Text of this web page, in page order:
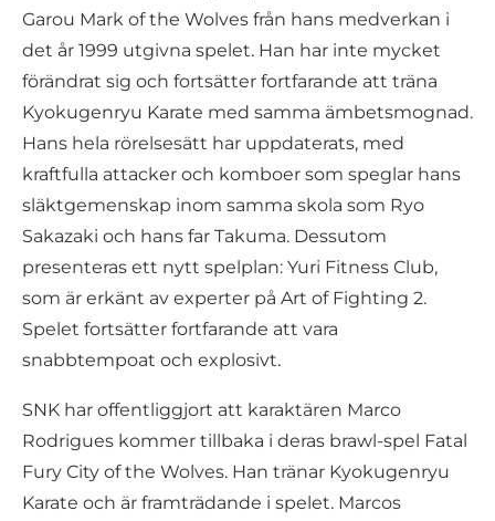
Garou Mark of the Wolves från hans medverkan i
det år 1999 utgivna spelet. Han har inte mycket
förändrat sig och fortsätter fortfarande att träna
Kyokugenryu Karate med samma ämbetsmognad.
Hans hela rörelsesätt har uppdaterats, med
kraftfulla attacker och komboer som speglar hans
släktgemenskap inom samma skola som Ryo
Sakazaki och hans far Takuma. Dessutom
presenteras ett nytt spelplan: Yuri Fitness Club,
som är erkänt av experter på Art of Fighting 2.
Spelet fortsätter fortfarande att vara
snabbtempoat och explosivt.
SNK har offentliggjort att karaktären Marco
Rodrigues kommer tillbaka i deras brawl-spel Fatal
Fury City of the Wolves. Han tränar Kyokugenryu
Karate och är framträdande i spelet. Marcos